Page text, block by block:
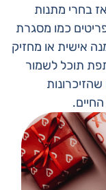
אז בחרי מתנות
כמו מסגרת
אישית או מחזיק
תוכל לשמור